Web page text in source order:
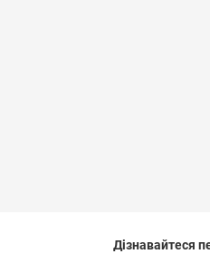
Дізнавайтеся